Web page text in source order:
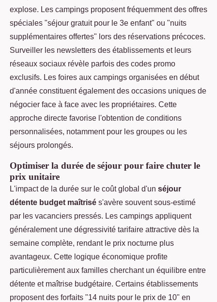
explose. Les campings proposent fréquemment des offres
spéciales "séjour gratuit pour le 3e enfant" ou "nuits
supplémentaires offertes" lors des réservations précoces.
Surveiller les newsletters des établissements et leurs
réseaux sociaux révèle parfois des codes promo
exclusifs. Les foires aux campings organisées en début
d'année constituent également des occasions uniques de
négocier face à face avec les propriétaires. Cette
approche directe favorise l'obtention de conditions
personnalisées, notamment pour les groupes ou les
séjours prolongés.
Optimiser la durée de séjour pour faire chuter le
prix unitaire
L'impact de la durée sur le coût global d'un séjour
détente budget maîtrisé s'avère souvent sous-estimé
par les vacanciers pressés. Les campings appliquent
généralement une dégressivité tarifaire attractive dès la
semaine complète, rendant le prix nocturne plus
avantageux. Cette logique économique profite
particulièrement aux familles cherchant un équilibre entre
détente et maîtrise budgétaire. Certains établissements
proposent des forfaits "14 nuits pour le prix de 10" en